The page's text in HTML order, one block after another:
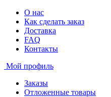
О нас
Как сделать заказ
Доставка
FAQ
Контакты
Мой профиль
Заказы
Отложенные товары